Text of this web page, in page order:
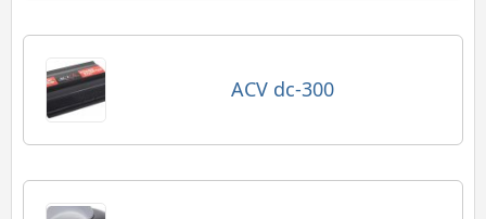
ACV dc-300